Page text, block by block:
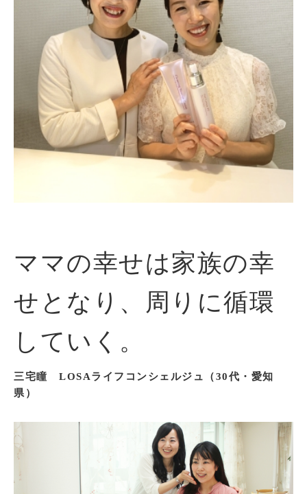
ママの幸せは家族の幸
せとなり、周りに循環
していく。
三宅瞳 LOSAライフコンシェルジュ（30代・愛知
県）